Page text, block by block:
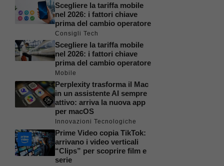
Scegliere la tariffa mobile
nel 2026: i fattori chiave
prima del cambio operatore
Consigli Tech
Scegliere la tariffa mobile
nel 2026: i fattori chiave
prima del cambio operatore
Mobile
Perplexity trasforma il Mac
in un assistente AI sempre
attivo: arriva la nuova app
per macOS
Innovazioni Tecnologiche
Prime Video copia TikTok:
arrivano i video verticali
“Clips” per scoprire film e
serie